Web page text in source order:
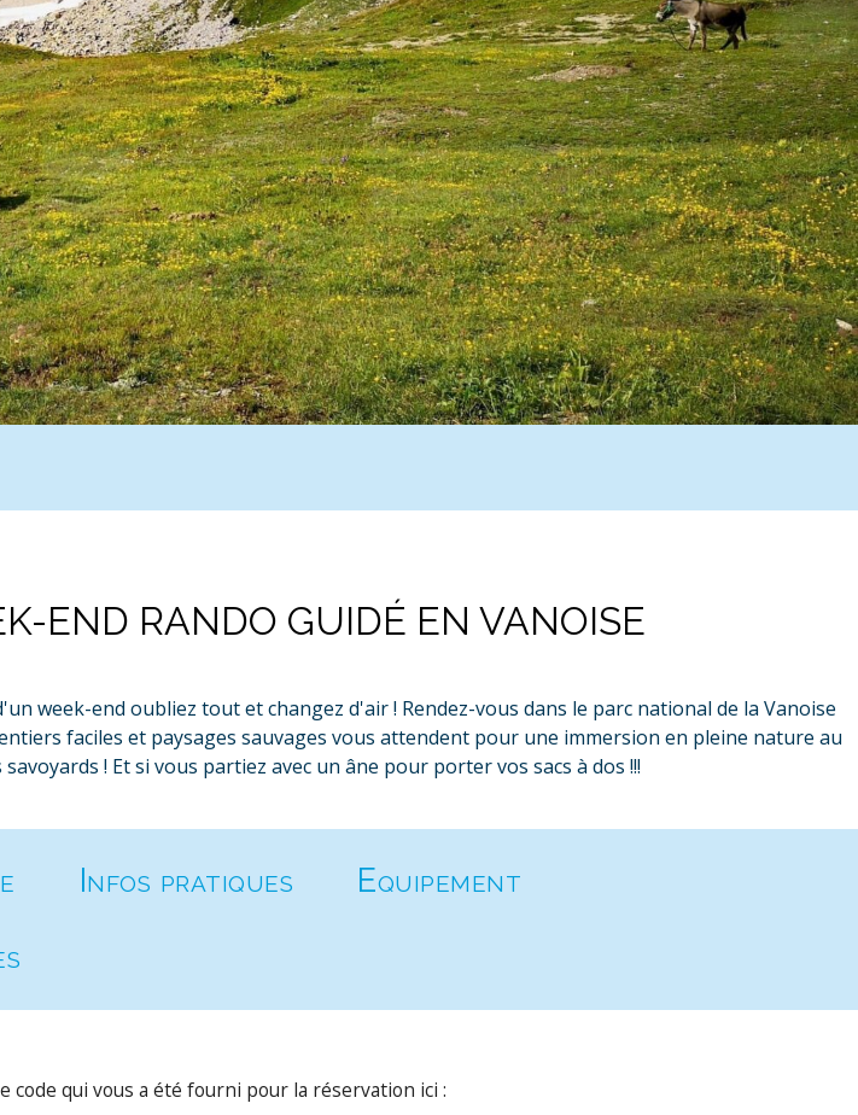
END RANDO GUIDÉ EN VANOISE
week-end oubliez tout et changez d'air ! Rendez-vous dans le parc national de la Vanoise
faciles et paysages sauvages vous attendent pour une immersion en pleine nature au
! Et si vous partiez avec un âne pour porter vos sacs à dos !!!
Infos pratiques
Equipement
code qui vous a été fourni pour la réservation ici :